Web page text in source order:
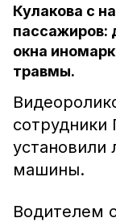
Кулакова с
пассажиров:
окна
травмы.
сотрудники
установили
машины.
Водителем